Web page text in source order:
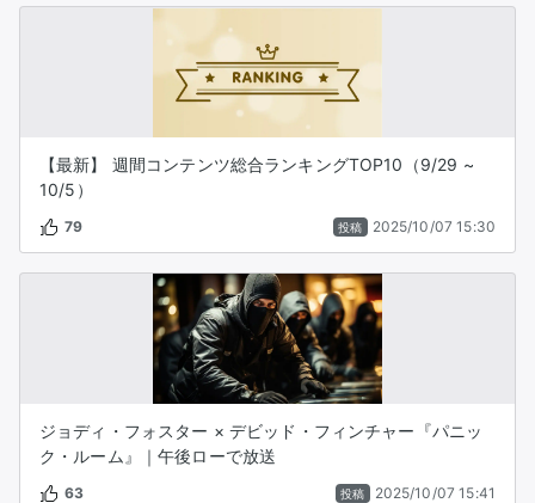
【最新】 週間コンテンツ総合ランキングTOP10（9/29 ~
10/5）
79 投稿 2025/10/07 15:30
ジョディ・フォスター × デビッド・フィンチャー『パニッ
ク・ルーム』｜午後ローで放送
63 投稿 2025/10/07 15:41